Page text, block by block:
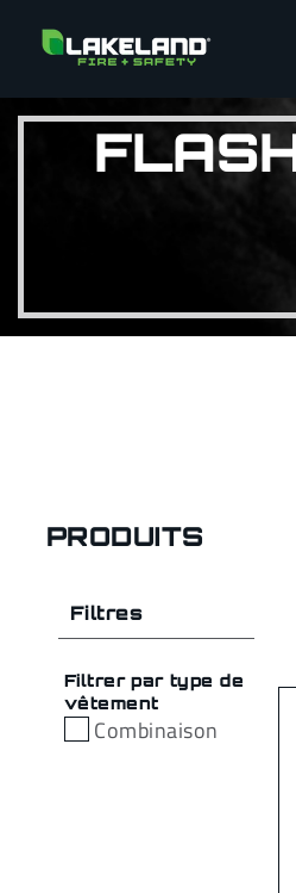
PRODUITS
Filtres
Filtrer par type de
vêtement
Combinaison